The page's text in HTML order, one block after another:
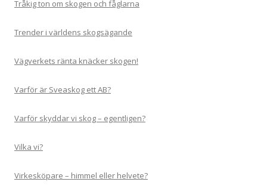
Tråkig ton om skogen och fåglarna
Trender i världens skogsägande
Vägverkets ränta knäcker skogen!
Varför är Sveaskog ett AB?
Varför skyddar vi skog – egentligen?
Vilka vi?
Virkesköpare – himmel eller helvete?